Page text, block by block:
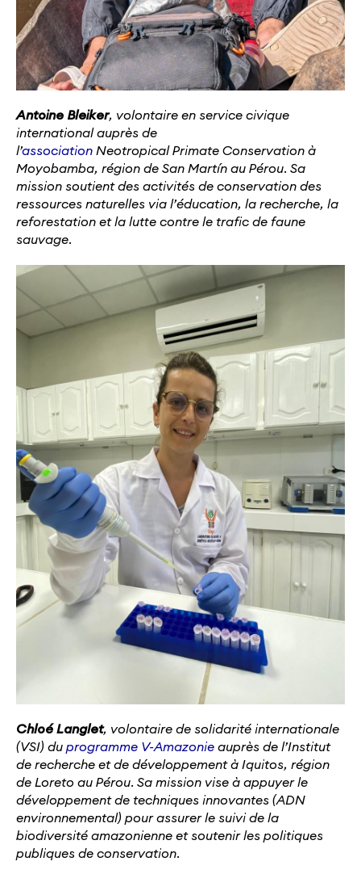
Antoine Bleiker, volontaire en service civique
international auprès de
l’association Neotropical Primate Conservation à
Moyobamba, région de San Martín au Pérou. Sa
mission soutient des activités de conservation des
ressources naturelles via l’éducation, la recherche, la
reforestation et la lutte contre le trafic de faune
sauvage.
Chloé Langlet, volontaire de solidarité internationale
(VSI) du programme V-Amazonie auprès de l’Institut
de recherche et de développement à Iquitos, région
de Loreto au Pérou. Sa mission vise à appuyer le
développement de techniques innovantes (ADN
environnemental) pourassurerle suivi de la
biodiversité amazonienne et soutenir les politiques
publiques de conservation.